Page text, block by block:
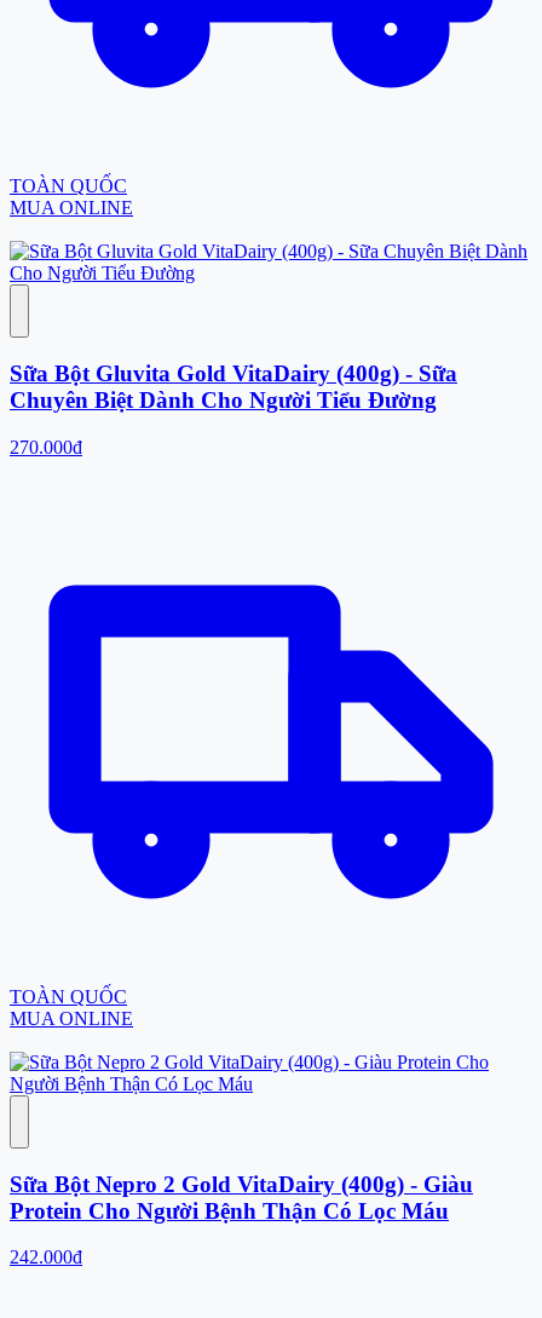
TOÀN QUỐC
MUA ONLINE
Sữa Bột Gluvita Gold VitaDairy (400g) - Sữa
Chuyên Biệt Dành Cho Người Tiểu Đường
270.000đ
TOÀN QUỐC
MUA ONLINE
Sữa Bột Nepro 2 Gold VitaDairy (400g) - Giàu
Protein Cho Người Bệnh Thận Có Lọc Máu
242.000đ